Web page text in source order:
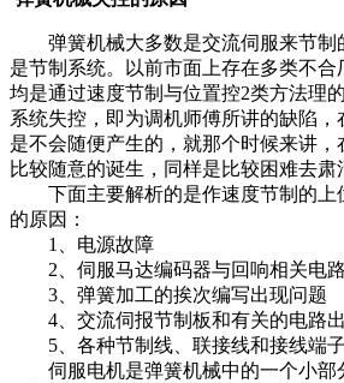
弹簧机械大多数是交流伺服来节制
是节制系统。以前市面上存在多类不
均是通过速度节制与位置控2类方法理
系统失控，即为调机师傅所讲的缺陷
是不会随便产生的，就那个时候来讲，
比较随意的诞生，同样是比较困难去肃
下面主要解析的是作速度节制的上
的原因：
1、电源故障
2、伺服马达编码器与回响相关电
3、弹簧加工的挨次编写出现问题
4、交流伺报节制板和有关的电路
5、各种节制线、联接线和接线端子
伺服电机是弹簧机械中的一个小部